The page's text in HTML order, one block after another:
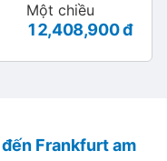
Một chiều
12,408,900 đ
Frankfurt am